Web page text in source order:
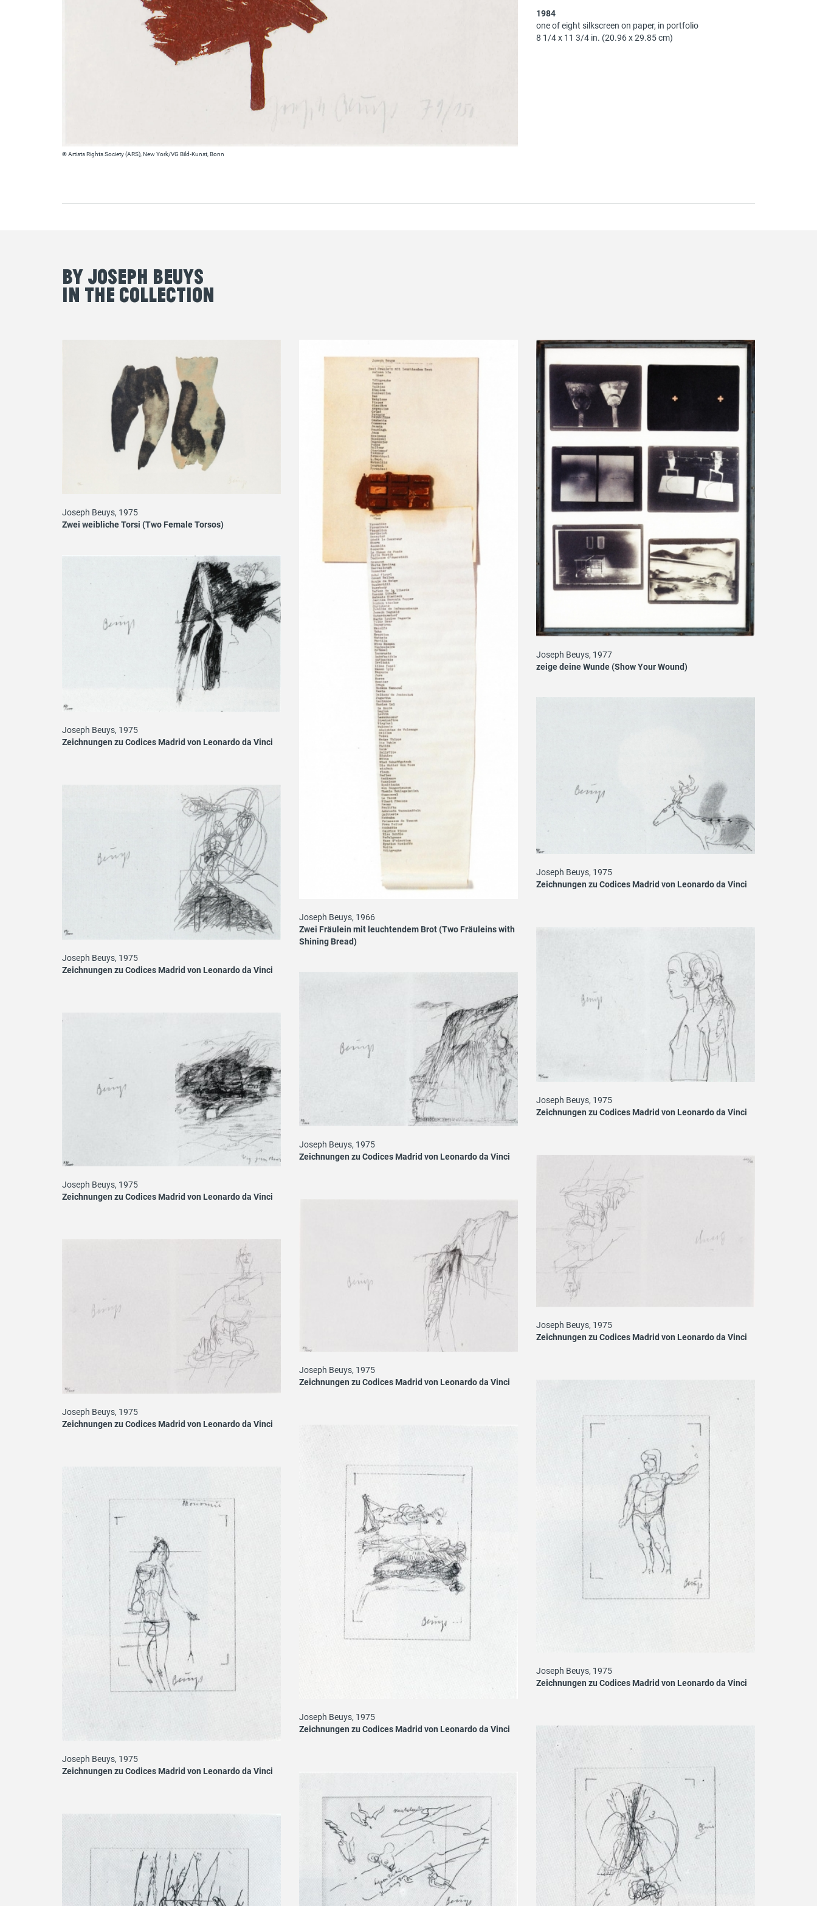
© Artists Rights Society (ARS), New York/VG Bild-Kunst, Bonn
1984
one of eight silkscreen on paper, in portfolio
8 1/4 x 11 3/4 in. (20.96 x 29.85 cm)
By Joseph Beuys
in the Collection
Joseph Beuys, 1975
Zwei weibliche Torsi (Two Female Torsos)
Joseph Beuys, 1966
Zwei Fräulein mit leuchtendem Brot (Two Fräuleins with
Shining Bread)
Joseph Beuys, 1977
zeige deine Wunde (Show Your Wound)
Joseph Beuys, 1975
Zeichnungen zu Codices Madrid von Leonardo da Vinci
Joseph Beuys, 1975
Zeichnungen zu Codices Madrid von Leonardo da Vinci
Joseph Beuys, 1975
Zeichnungen zu Codices Madrid von Leonardo da Vinci
Joseph Beuys, 1975
Zeichnungen zu Codices Madrid von Leonardo da Vinci
Joseph Beuys, 1975
Zeichnungen zu Codices Madrid von Leonardo da Vinci
Joseph Beuys, 1975
Zeichnungen zu Codices Madrid von Leonardo da Vinci
Joseph Beuys, 1975
Zeichnungen zu Codices Madrid von Leonardo da Vinci
Joseph Beuys, 1975
Zeichnungen zu Codices Madrid von Leonardo da Vinci
Joseph Beuys, 1975
Zeichnungen zu Codices Madrid von Leonardo da Vinci
Joseph Beuys, 1975
Zeichnungen zu Codices Madrid von Leonardo da Vinci
Joseph Beuys, 1975
Zeichnungen zu Codices Madrid von Leonardo da Vinci
Joseph Beuys, 1975
Zeichnungen zu Codices Madrid von Leonardo da Vinci